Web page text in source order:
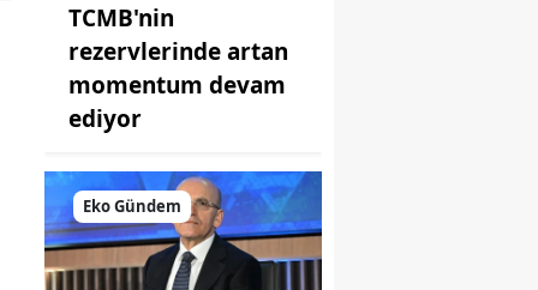
TCMB'nin
rezervlerinde artan
momentum devam
ediyor
Eko Gündem